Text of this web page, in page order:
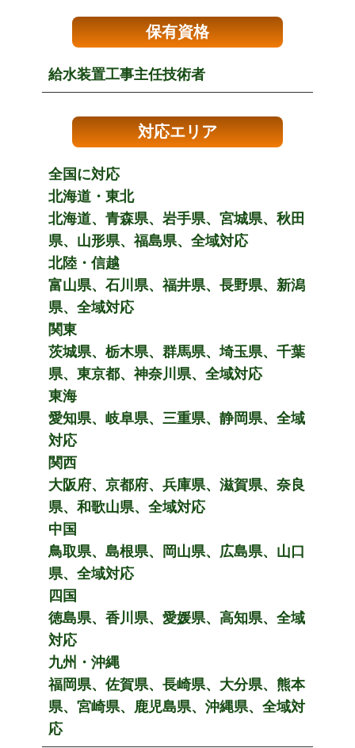
保有資格
給水装置工事主任技術者
対応エリア
全国に対応
北海道・東北
北海道、青森県、岩手県、宮城県、秋田
県、山形県、福島県、全域対応
北陸・信越
富山県、石川県、福井県、長野県、新潟
県、全域対応
関東
茨城県、栃木県、群馬県、埼玉県、千葉
県、東京都、神奈川県、全域対応
東海
愛知県、岐阜県、三重県、静岡県、全域
対応
関西
大阪府、京都府、兵庫県、滋賀県、奈良
県、和歌山県、全域対応
中国
鳥取県、島根県、岡山県、広島県、山口
県、全域対応
四国
徳島県、香川県、愛媛県、高知県、全域
対応
九州・沖縄
福岡県、佐賀県、長崎県、大分県、熊本
県、宮崎県、鹿児島県、沖縄県、全域対
応